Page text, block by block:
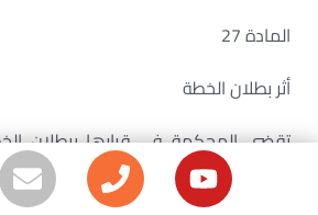
المادة 27
أثر بطلان الخطة
تقضي المحكمة في قرارها ببطلان
بقانون، بمباشرة إعسار المدين وتصفية